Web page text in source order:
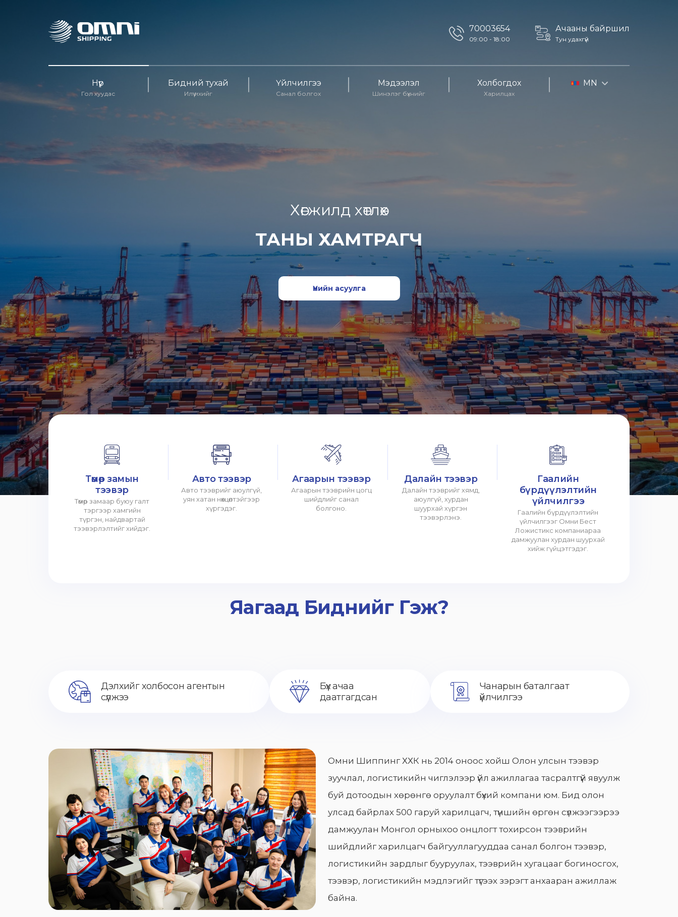
70003654
09:00 - 18:00
Ачааны байршил
Тун удахгүй
Нүүр
Гол хуудас
Бидний тухай
Илүү ихийг
Үйлчилгээ
Санал болгох
Мэдээлэл
Шинэлэг бүхнийг
Холбогдох
Харилцах
MN
Хөгжилд хөтлөх
ТАНЫ ХАМТРАГЧ
Үнийн асуулга
Төмөр замын
тээвэр
Төмөр замаар буюу галт
тэргээр хамгийн
түргэн, найдвартай
тээвэрлэлтийг хийдэг.
Авто тээвэр
Авто тээврийг аюулгүй,
уян хатан нөхцөлтэйгээр
хүргэдэг.
Агаарын тээвэр
Агаарын тээврийн цогц
шийдлийг санал
болгоно.
Далайн тээвэр
Далайн тээврийг хямд,
аюулгүй, хурдан
шуурхай хүргэн
тээвэрлэнэ.
Гаалийн
бүрдүүлэлтийн
үйлчилгээ
Гаалийн бүрдүүлэлтийн
үйлчилгээг Омни Бест
Ложистикс компаниараа
дамжуулан хурдан шуурхай
хийж гүйцэтгэдэг.
Яагаад Биднийг Гэж?
Дэлхийг холбосон агентын
сүлжээ
Бүх ачаа
даатгагдсан
Чанарын баталгаат
үйлчилгээ
Омни Шиппинг ХХК нь 2014 оноос хойш Олон улсын тээвэр
зуучлал, логистикийн чиглэлээр үйл ажиллагаа тасралтгүй явуулж
буй дотоодын хөрөнгө оруулалт бүхий компани юм. Бид олон
улсад байрлах 500 гаруй харилцагч, түншийн өргөн сүлжээгээрээ
дамжуулан Монгол орныхоо онцлогт тохирсон тээврийн
шийдлийг харилцагч байгууллагууддаа санал болгон тээвэр,
логистикийн зардлыг бууруулах, тээврийн хугацааг богиносгох,
тээвэр, логистикийн мэдлэгийг түгээх зэрэгт анхааран ажиллаж
байна.